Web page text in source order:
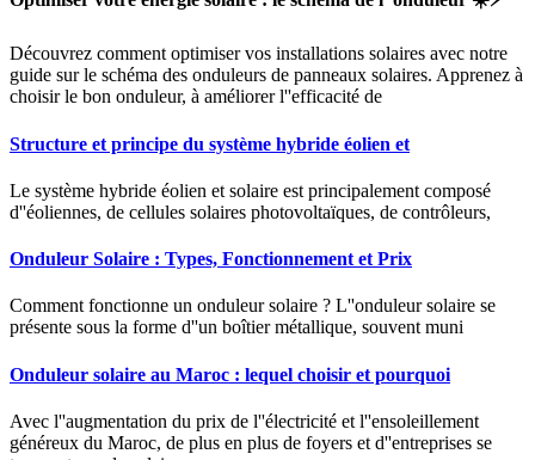
Découvrez comment optimiser vos installations solaires avec notre
guide sur le schéma des onduleurs de panneaux solaires. Apprenez à
choisir le bon onduleur, à améliorer l''efficacité de
Structure et principe du système hybride éolien et
Le système hybride éolien et solaire est principalement composé
d''éoliennes, de cellules solaires photovoltaïques, de contrôleurs,
Onduleur Solaire : Types, Fonctionnement et Prix
Comment fonctionne un onduleur solaire ? L''onduleur solaire se
présente sous la forme d''un boîtier métallique, souvent muni
Onduleur solaire au Maroc : lequel choisir et pourquoi
Avec l''augmentation du prix de l''électricité et l''ensoleillement
généreux du Maroc, de plus en plus de foyers et d''entreprises se